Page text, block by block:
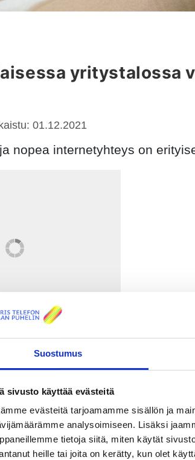
Suostumus
sivusto käyttää evästeitä
evästeitä tarjoamamme sisällön ja
analysoimiseen. Lisäksi
tietoja siitä, miten käytät
heille tai joita on kerätty, kun olet
yritystalossa
01.12.2021
nopea internetyhteys on
teki
keskustasta. Lundmark oli jo
toisen kerroksen konttoritiloja
miten uusiin tiloihin järjestettäisiin
oli jo vedetty käytännössä
liittymästä.